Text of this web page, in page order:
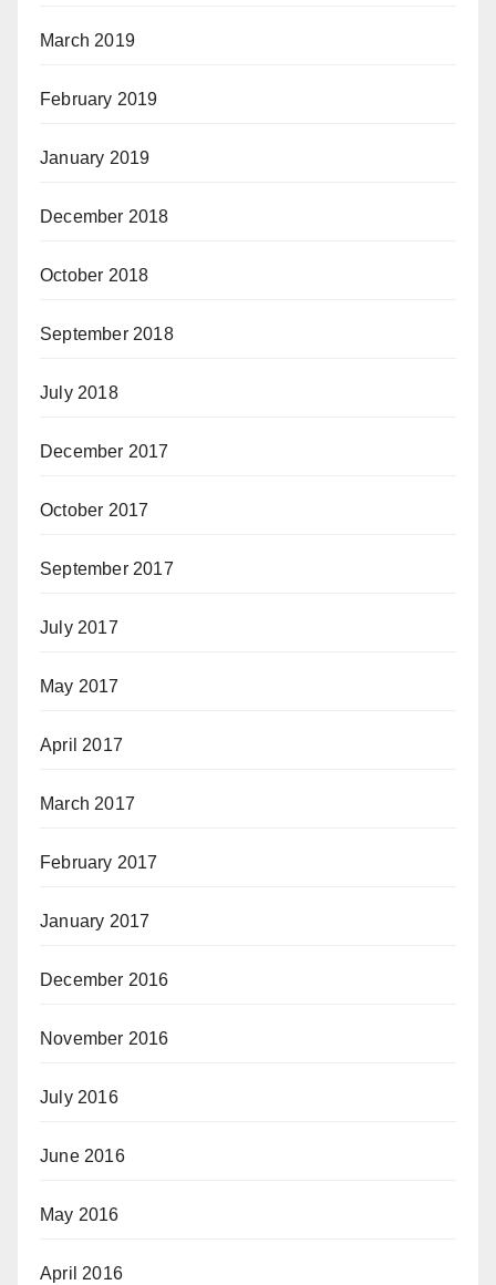
March 2019
February 2019
January 2019
December 2018
October 2018
September 2018
July 2018
December 2017
October 2017
September 2017
July 2017
May 2017
April 2017
March 2017
February 2017
January 2017
December 2016
November 2016
July 2016
June 2016
May 2016
April 2016